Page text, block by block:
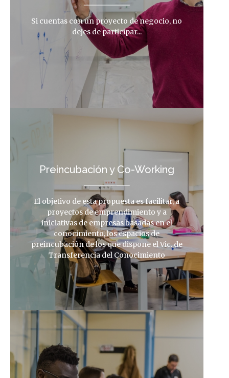
Si cuentas con un proyecto de negocio, no
dejes de participar...
Preincubación y Co-Working
El objetivo de esta propuesta es facilitar, a
proyectos de emprendimiento y a
iniciativas de empresas basadas en el
conocimiento, los espacios de
preincubación de los que dispone el Vic. de
Transferencia del Conocimiento